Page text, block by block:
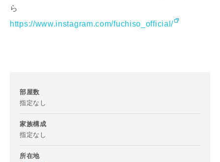
ら
https://www.instagram.com/fuchiso_official/
部屋数
指定なし
家族構成
指定なし
所在地
ご住所
郵便番号